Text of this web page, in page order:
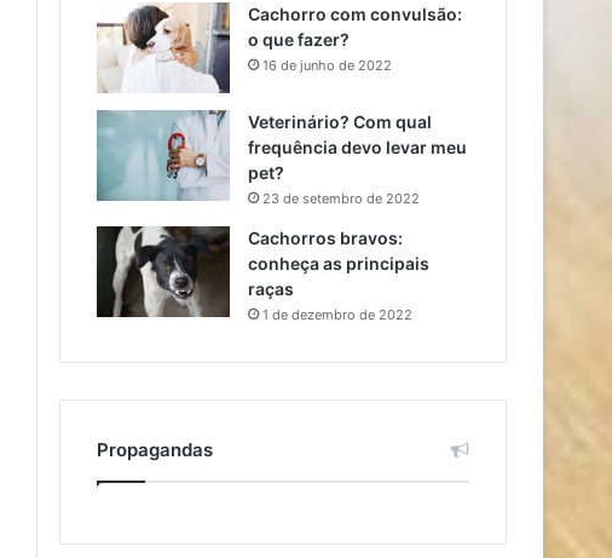
Cachorro com convulsão:
o que fazer?
16 de junho de 2022
Veterinário? Com qual
frequência devo levar meu
pet?
23 de setembro de 2022
Cachorros bravos:
conheça as principais
raças
1 de dezembro de 2022
Propagandas